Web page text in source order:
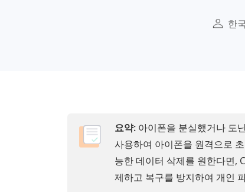
한
요약: 아이폰을 분실했거나 도
사용하여 아이폰을 원격으로
능한 데이터 삭제를 원한다면,
제하고 복구를 방지하여 개인